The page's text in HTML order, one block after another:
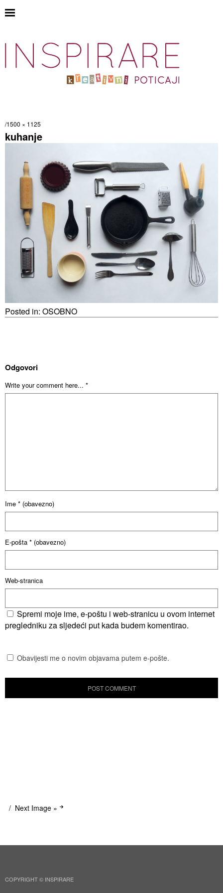
1500 × 1125
kuhanje
Posted in: OSOBNO
Odgovori
Write your comment here... *
Ime * (obavezno)
E-pošta * (obavezno)
Web-stranica
Spremi moje ime, e-poštu i web-stranicu u ovom internet
pregledniku za sljedeći put kada budem komentirao.
Obavijesti me o novim objavama putem e-pošte.
Next Image »
COPYRIGHT © INSPIRARE